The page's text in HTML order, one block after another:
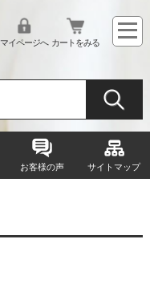
マイページへ カートをみる
お客様の声 サイトマップ